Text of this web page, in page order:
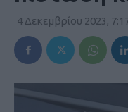
4 Δεκεμβρίου 2023,